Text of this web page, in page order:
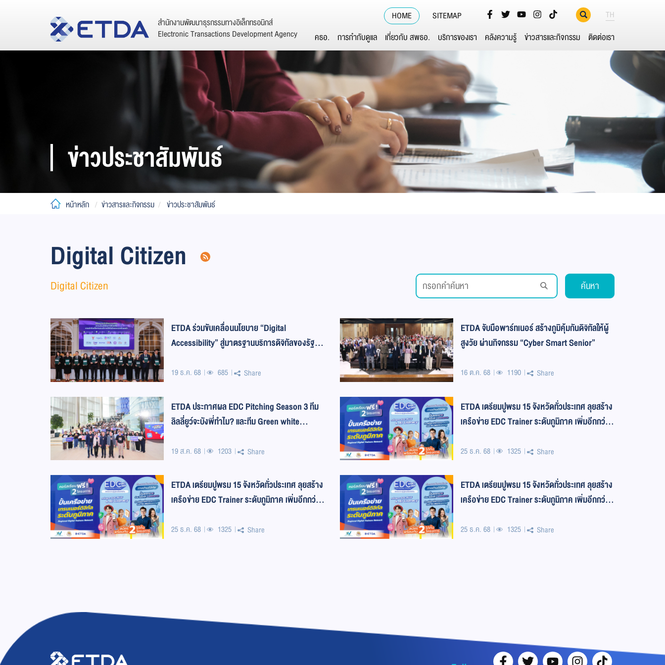
HOME SITEMAP TH
สำนักงานพัฒนาธุรกรรมทางอิเล็กทรอนิกส์
Electronic Transactions Development Agency
คธอ. การกำกับดูแล เกี่ยวกับ สพธอ. บริการของเรา คลังความรู้ ข่าวสารและกิจกรรม ติดต่อเรา
ข่าวประชาสัมพันธ์
หน้าหลัก ข่าวสารและกิจกรรม ข่าวประชาสัมพันธ์
Digital Citizen
Digital Citizen ค้นหา
ETDA ร่วมขับเคลื่อนนโยบาย “Digital
Accessibility” สู่มาตรฐานบริการดิจิทัลของรัฐที่
19 ธ.ค. 68 685 Share
ETDA จับมือพาร์ทเนอร์ สร้างภูมิคุ้มกันดิจิทัลให้ผู้
สูงวัย ผ่านกิจกรรม “Cyber Smart Senior”
16 ต.ค. 68 1190 Share
ETDA ประกาศผล EDC Pitching Season 3 ทีม
ลิลลี่ยูว์จะบังพี่ทำไม? และทีม Green white
19 ส.ค. 68 1203 Share
ETDA เตรียมปูพรม 15 จังหวัดทั่วประเทศ ลุยสร้าง
เครือข่าย EDC Trainer ระดับภูมิภาค เพิ่มอีกกว่า
25 ธ.ค. 68 1325 Share
ETDA เตรียมปูพรม 15 จังหวัดทั่วประเทศ ลุยสร้าง
เครือข่าย EDC Trainer ระดับภูมิภาค เพิ่มอีกกว่า
25 ธ.ค. 68 1325 Share
ETDA เตรียมปูพรม 15 จังหวัดทั่วประเทศ ลุยสร้าง
เครือข่าย EDC Trainer ระดับภูมิภาค เพิ่มอีกกว่า
25 ธ.ค. 68 1325 Share